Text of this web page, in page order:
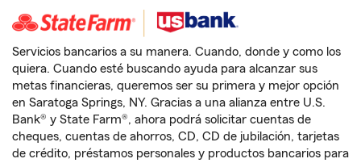
Servicios bancarios a su manera. Cuando, donde y como los
quiera. Cuando esté buscando ayuda para alcanzar sus
metas financieras, queremos ser su primera y mejor opción
en Saratoga Springs, NY. Gracias a una alianza entre U.S.
Bank® y State Farm®, ahora podrá solicitar cuentas de
cheques, cuentas de ahorros, CD, CD de jubilación, tarjetas
de crédito, préstamos personales y productos bancarios para